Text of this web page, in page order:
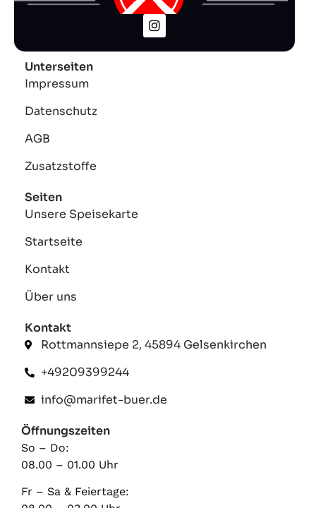
Unterseiten
Impressum
Datenschutz
AGB
Zusatzstoffe
Seiten
Unsere Speisekarte
Startseite
Kontakt
Über uns
Kontakt
Rottmannsiepe 2, 45894 Gelsenkirchen
+49209399244
info@marifet-buer.de
Öffnungszeiten
So – Do:
08.00 – 01.00 Uhr
Fr – Sa & Feiertage: